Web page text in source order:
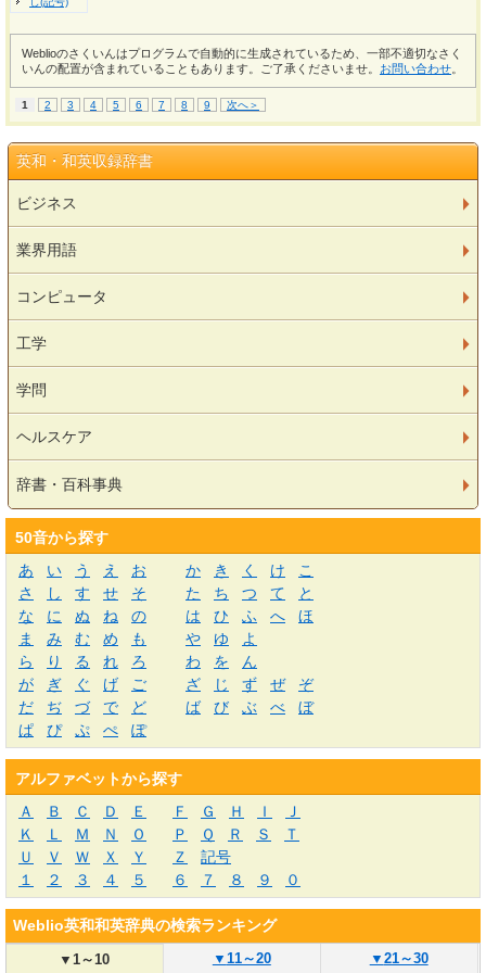
Weblioのさくいんはプログラムで自動的に生成されているため、一部不適切なさく
いんの配置が含まれていることもあります。ご了承くださいませ。 お問い合わせ
1 2 3 4 5 6 7 8 9 次へ＞
英和・和英収録辞書
ビジネス
業界用語
コンピュータ
工学
学問
ヘルスケア
辞書・百科事典
50音から探す
あ
い う え お か き く け
こ
さ
し す せ そ た ち つ て
と
な
に ぬ ね の は ひ ふ へ
ほ
ま
み む め も や ゆ
よ
ら
り る れ ろ わ を
ん
が
ぎ ぐ げ ご ざ じ ず ぜ
ぞ
だ
ぢ づ で ど ば び ぶ べ
ぼ
ぱ
ぴ ぷ ぺ ぽ
アルファベットから探す
Ａ
Ｂ Ｃ Ｄ Ｅ Ｆ Ｇ Ｈ Ｉ
Ｊ
Ｋ
Ｌ Ｍ Ｎ Ｏ Ｐ Ｑ Ｒ Ｓ
Ｔ
Ｕ
Ｖ Ｗ Ｘ Ｙ Ｚ
記号
１
２ ３ ４ ５ ６ ７ ８ ９ ０
Weblio英和和英辞典の検索ランキング
▼1～10 ▼ 11～20 ▼ 21～30